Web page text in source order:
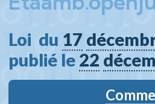
Loi  du 17
publié le 22